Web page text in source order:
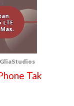
M
GliaStudios
Tak